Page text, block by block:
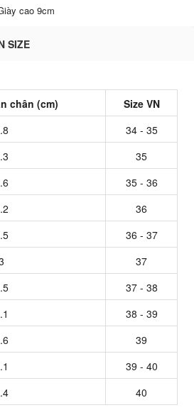
cao 9cm
SIZE
chân (cm)
Size VN
34 - 35
35
35 - 36
36
36 - 37
37
37 - 38
38 - 39
39
39 - 40
40